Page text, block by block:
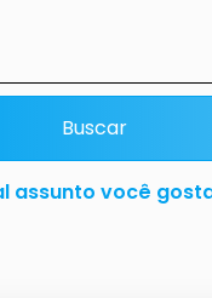
Buscar
assunto você